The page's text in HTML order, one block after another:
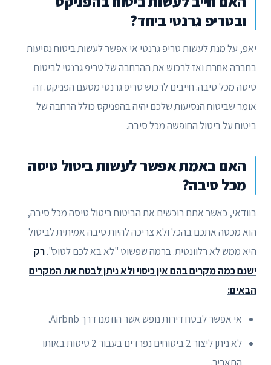
ובטריפ גרנטי ביחד?
יאפ, על מנת לעשות טריפ גרנטי אי אפשר לעשות ביטוח נסיעות
בחברה אחרת ואז לרכוש את ההרחבה של טריפ גרנטי לביטוח
טיסה מכל סיבה. חייבים לרכוש טריפ גרנטי מטעם הפניקס. זה
אומר שביטוח הנסיעות שלכם יהיה בהפניקס כולל הרחבה של
ביטוח על ביטול החופשה מכל סיבה.
האם באמת אפשר לעשות ביטול טיסה
מכל סיבה?
בוודאי, כאשר אתם רוכשים את הביטוח ביטול טיסה מכל סיבה,
הוא מכסה אתכם בהכל ולא צריכה להיות סיבה אמיתית לביטול
היא ממש לא רלוונטית. ברמה שפשוט "לא בא לכם לטוס".רק
ישנם כמה מקרים בהם אין כיסוי ולא ניתן לבטח את המקרים
הבאים:
אי אפשר לבטח דירות נופש אשר הוזמנו דרך Airbnb.
לא ניתן ליצור 2 ביטוחים נפרדים בעבור 2 טיסות באותו